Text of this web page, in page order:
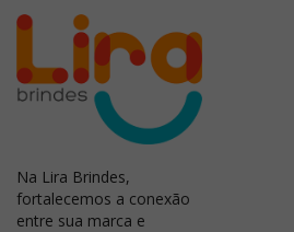
Na Lira Brindes,
fortalecemos a conexão
entre sua marca e